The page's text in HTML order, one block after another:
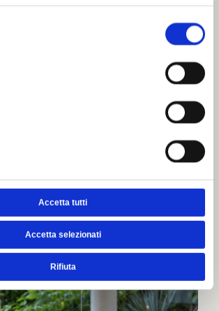
Accetta tutti
Accetta selezionati
Rifiuta
massage à deux et... room service